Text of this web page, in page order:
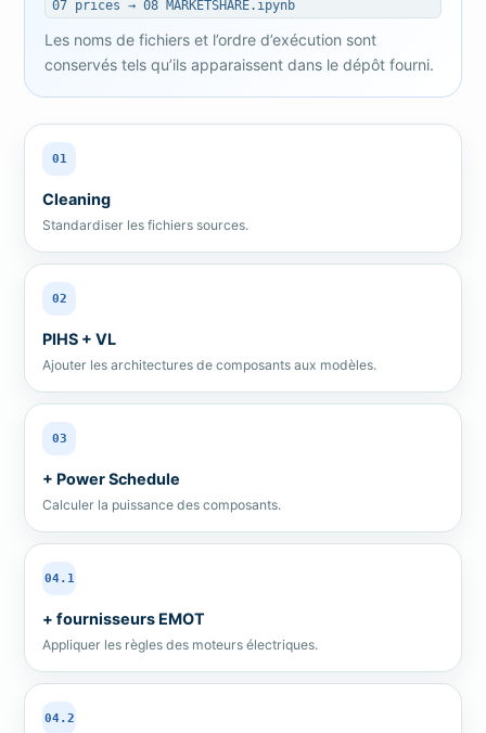
07 prices → 08 MARKETSHARE.ipynb
Les noms de fichiers et l’ordre d’exécution sont
conservés tels qu’ils apparaissent dans le dépôt fourni.
01
Cleaning
Standardiser les fichiers sources.
02
PIHS + VL
Ajouter les architectures de composants aux modèles.
03
+ Power Schedule
Calculer la puissance des composants.
04.1
+ fournisseurs EMOT
Appliquer les règles des moteurs électriques.
04.2